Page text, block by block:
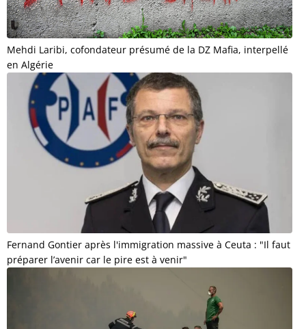
Mehdi Laribi, cofondateur présumé de la DZ Mafia, interpellé
en Algérie
Fernand Gontier après l'immigration massive à Ceuta : "Il faut
préparer l’avenir car le pire est à venir"